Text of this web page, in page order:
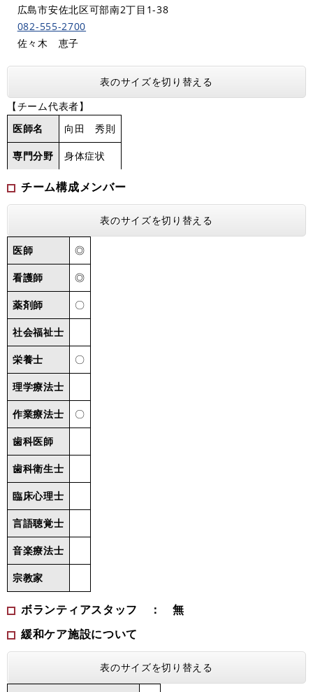
広島市安佐北区可部南2丁目1-38
082-555-2700
佐々木 恵子
表のサイズを切り替える
【チーム代表者】
医師名
向田 秀則
専門分野 身体症状
チーム構成メンバー
表のサイズを切り替える
医師 ◎
看護師 ◎
薬剤師 〇
社会福祉士
栄養士 〇
理学療法士
作業療法士 〇
歯科医師
歯科衛生士
臨床心理士
言語聴覚士
音楽療法士
宗教家
ボランティアスタッフ ： 無
緩和ケア施設について
表のサイズを切り替える